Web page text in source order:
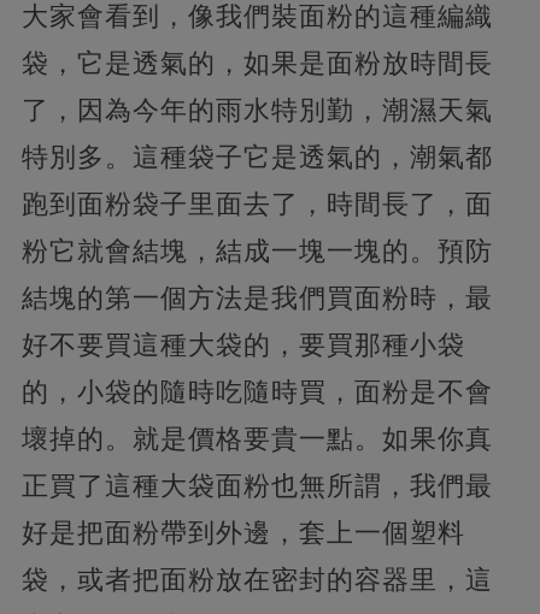
大家會看到，像我們裝面粉的這種編織
袋，它是透氣的，如果是面粉放時間長
了，因為今年的雨水特別勤，潮濕天氣
特別多。這種袋子它是透氣的，潮氣都
跑到面粉袋子里面去了，時間長了，面
粉它就會結塊，結成一塊一塊的。預防
結塊的第一個方法是我們買面粉時，最
好不要買這種大袋的，要買那種小袋
的，小袋的隨時吃隨時買，面粉是不會
壞掉的。就是價格要貴一點。如果你真
正買了這種大袋面粉也無所謂，我們最
好是把面粉帶到外邊，套上一個塑料
袋，或者把面粉放在密封的容器里，這